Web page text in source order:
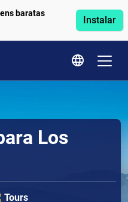
baratas
Instalar
Los
Tours